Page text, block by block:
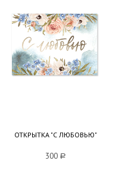
ОТКРЫТКА "С ЛЮБОВЬЮ"
300 a